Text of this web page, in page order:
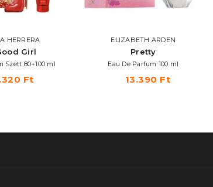
HERRERA
Girl
Szett 80+100 ml
Ft
ELIZABETH ARDEN
Pretty
Eau De Parfum 100 ml
13.390 Ft